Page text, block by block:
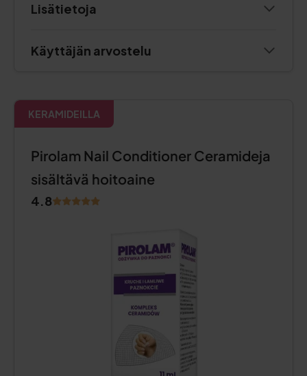
Lisätietoja
Käyttäjän arvostelu
KERAMIDEILLA
Pirolam Nail Conditioner Ceramideja
sisältävä hoitoaine
4.8